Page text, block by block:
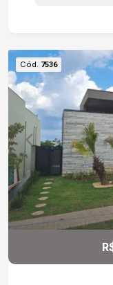
está à
detalhes do
Cód. 7536